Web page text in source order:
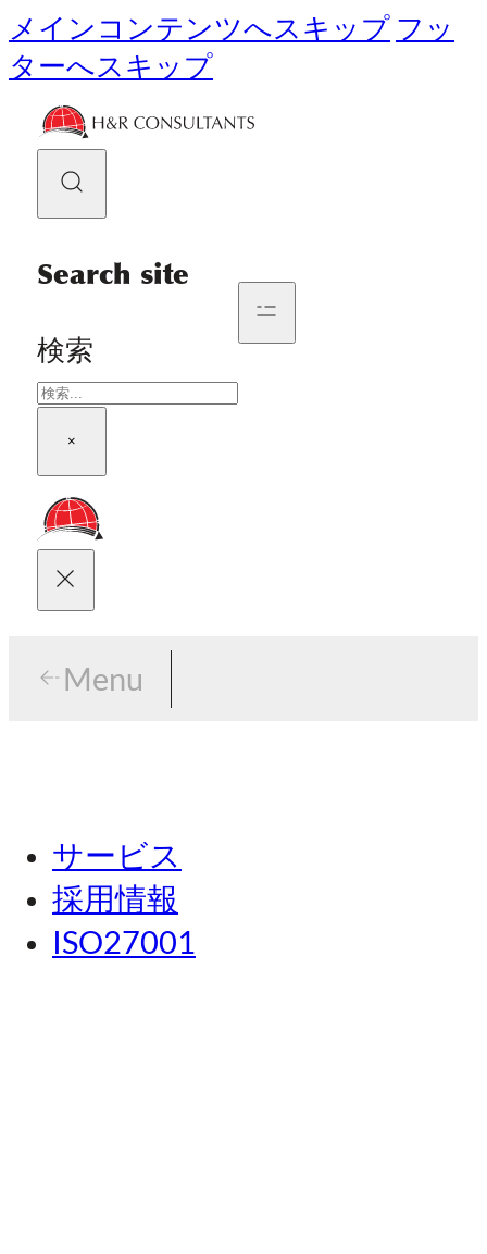
メインコンテンツへスキップ フッ
ターへスキップ
Search site
検索
×
Menu
東京
名古屋
関西
Menu
サービス
採用情報
ISO27001